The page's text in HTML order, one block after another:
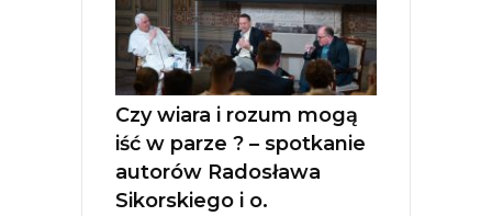
Czy wiara i rozum mogą
iść w parze ? – spotkanie
autorów Radosława
Sikorskiego i o.